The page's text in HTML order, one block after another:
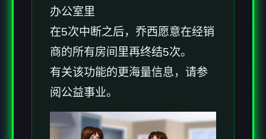
办公室里
在5次中断之后，乔西愿意在经销
商的所有房间里再终结5次。
有关该功能的更海量信息，请参
阅公益事业。